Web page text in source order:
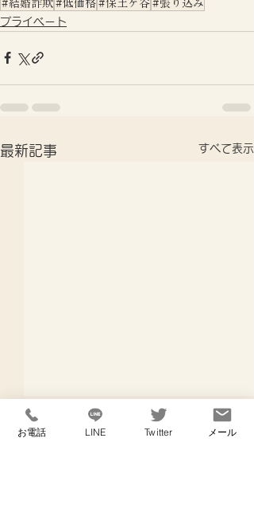
#結婚詐欺 #低価格 #保土ケ谷 #張り込み
プライベート
最新記事 すべて表示
お電話 LINE Twitter メール